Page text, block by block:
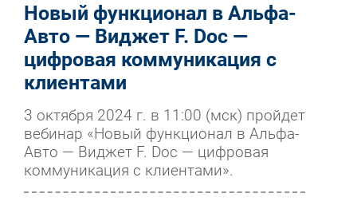
Новый функционал в Альфа-
Авто — Виджет F. Doc —
цифровая коммуникация с
клиентами
3 октября 2024 г. в 11:00 (мск) пройдет
вебинар «Новый функционал в Альфа-
Авто — Виджет F. Doc — цифровая
коммуникация с клиентами».